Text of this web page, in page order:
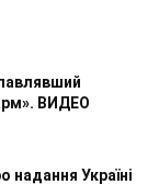
ВИДЕО
Україні